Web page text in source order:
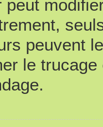
peut
peuvent
le